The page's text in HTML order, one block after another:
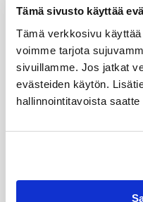
Tämä sivusto käyttää
Tämä verkkosivu
voimme tarjota
sivuillamme. Jos jatkat
evästeiden käytön.
hallinnointitavoista
M43,
09/1995-,
OE
määrä
Osan vertailunumerot:
11531247915
11 53 1 247 915
11531247398